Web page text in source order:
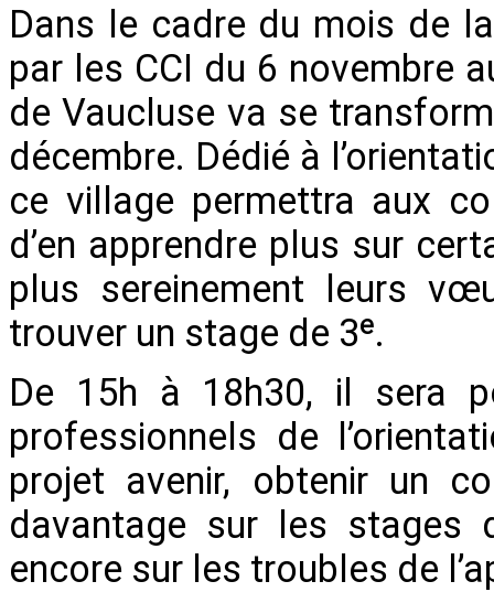
Dans le cadre du mois de
par les CCI du 6 novembre
de Vaucluse va se
décembre. Dédié à
ce village permettra aux
d’en apprendre plus sur
plus sereinement leurs
trouver un stage de 3ᵉ.
De 15h à 18h30, il sera
professionnels de
projet avenir, obtenir un
davantage sur les stages
encore sur les troubles de